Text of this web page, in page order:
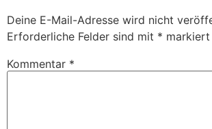
Deine E-Mail-Adresse wird nicht
Erforderliche Felder sind mit * markiert
Kommentar *